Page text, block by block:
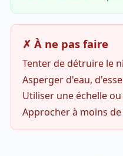
✗ À ne pas faire
Tenter de détruire le
Asperger d'eau,
Utiliser une échelle ou
Approcher à moins de